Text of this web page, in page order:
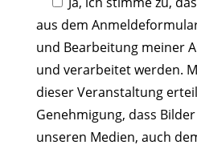
aus dem
und Bearbeitung meiner
und verarbeitet werden.
dieser Veranstaltung
Genehmigung, dass
unseren Medien, auch